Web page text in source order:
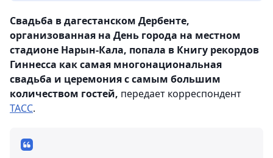
Свадьба в дагестанском Дербенте,
организованная на День города на местном
стадионе Нарын-Кала, попала в Книгу рекордов
Гиннесса как самая многонациональная
свадьба и церемония с самым большим
количеством гостей, передает корреспондент
ТАСС.